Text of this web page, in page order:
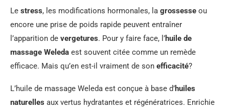
Le stress, les modifications hormonales, la grossesse ou
encore une prise de poids rapide peuvent entraîner
l’apparition de vergetures. Pour y faire face, l’huile de
massage Weleda est souvent citée comme un remède
efficace. Mais qu’en est-il vraiment de son efficacité?
L’huile de massage Weleda est conçue à base d’huiles
naturelles aux vertus hydratantes et régénératrices. Enrichie